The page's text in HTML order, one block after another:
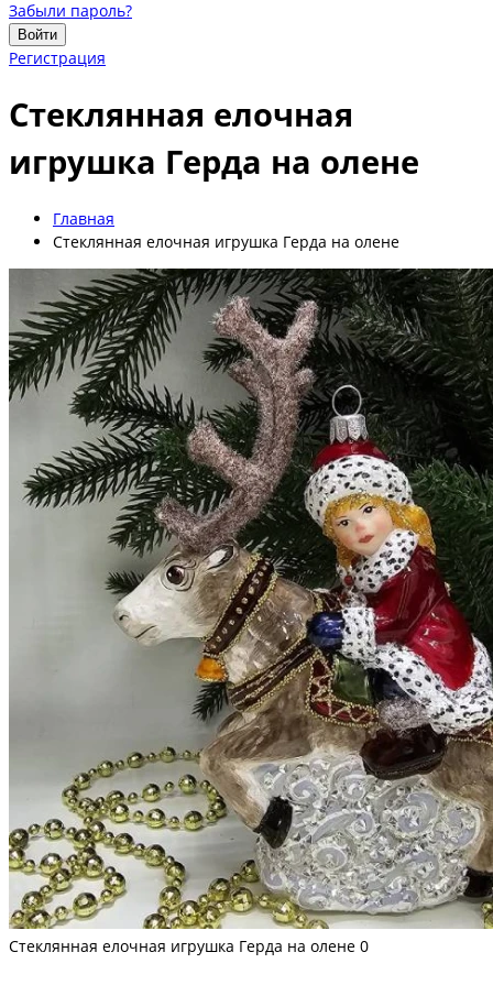
Забыли пароль?
Войти
Регистрация
Стеклянная елочная
игрушка Герда на олене
Главная
Стеклянная елочная игрушка Герда на олене
Стеклянная елочная игрушка Герда на олене 0